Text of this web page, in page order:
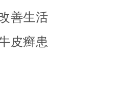
善生活
皮癣患